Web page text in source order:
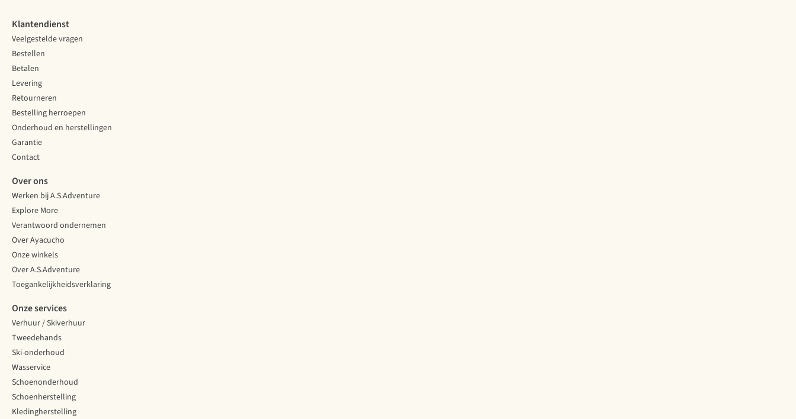
Klantendienst
Veelgestelde vragen
Bestellen
Betalen
Levering
Retourneren
Bestelling herroepen
Onderhoud en herstellingen
Garantie
Contact
Over ons
Werken bij A.S.Adventure
Explore More
Verantwoord ondernemen
Over Ayacucho
Onze winkels
Over A.S.Adventure
Toegankelijkheidsverklaring
Onze services
Verhuur / Skiverhuur
Tweedehands
Ski-onderhoud
Wasservice
Schoenonderhoud
Schoenherstelling
Kledingherstelling